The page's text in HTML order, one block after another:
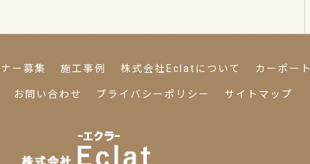
ー募集 施工事例 株式会社Eclatについて カーポート
お問い合わせ プライバシーポリシー サイトマップ